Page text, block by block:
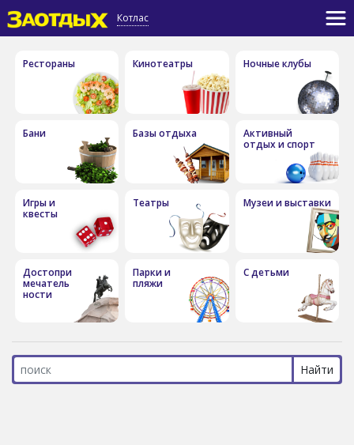
Котлас
Рестораны Кинотеатры Ночные клубы
Бани Базы отдыха
Активный
отдых и спорт
Игры и
квесты
Театры Музеи и выставки
Достопри
мечатель
ности
Парки и
пляжи
С детьми